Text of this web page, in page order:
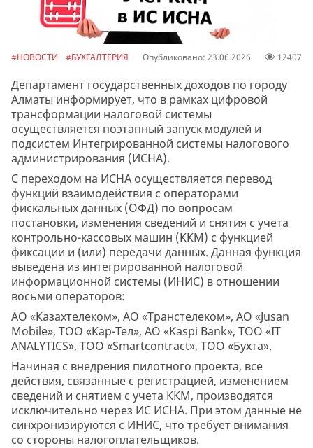
#НОВОСТИ #БУХГАЛТЕРИЯ Опубликовано: 23.06.2026 12407
Департамент государственных доходов по городу
Алматы информирует, что в рамках цифровой
трансформации налоговой системы
осуществляется поэтапный запуск модулей и
подсистем Интегрированной системы налогового
администрирования (ИСНА).
С переходом на ИСНА осуществляется перевод
функций взаимодействия с операторами
фискальных данных (ОФД) по вопросам
постановки, изменения сведений и снятия с учета
контрольно-кассовых машин (ККМ) с функцией
фиксации и (или) передачи данных. Данная функция
выведена из интегрированной налоговой
информационной системы (ИНИС) в отношении
восьми операторов:
АО «Казахтелеком», АО «Транстелеком», АО «Jusan
Mobile», ТОО «Кар-Тел», АО «Kaspi Bank», ТОО «IT
ANALYTICS», ТОО «Smartcontract», ТОО «Бухта».
Начиная с внедрения пилотного проекта, все
действия, связанные с регистрацией, изменением
сведений и снятием с учета ККМ, производятся
исключительно через ИС ИСНА. При этом данные не
синхронизируются с ИНИС, что требует внимания
со стороны налогоплательщиков.